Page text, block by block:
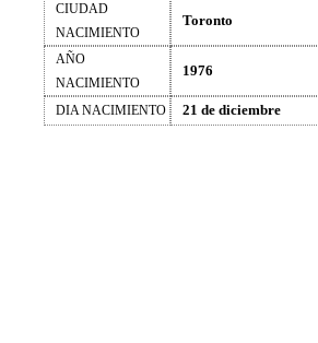
CIUDAD
NACIMIENTO
Toronto
AÑO
NACIMIENTO
1976
DIA NACIMIENTO 21 de diciembre